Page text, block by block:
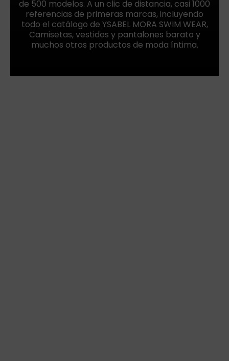
de 500 modelos. A un clic de distancia, casi 1000
referencias de primeras marcas, incluyendo
todo el catálogo de YSABEL MORA SWIM WEAR,
Camisetas, vestidos y pantalones barato y
muchos otros productos de moda íntima.